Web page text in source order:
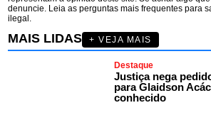
denuncie. Leia as perguntas mais frequentes para
ilegal.
MAIS LIDAS + VEJA MAIS
Destaque
Justiça nega
para Glaidson
conhecido